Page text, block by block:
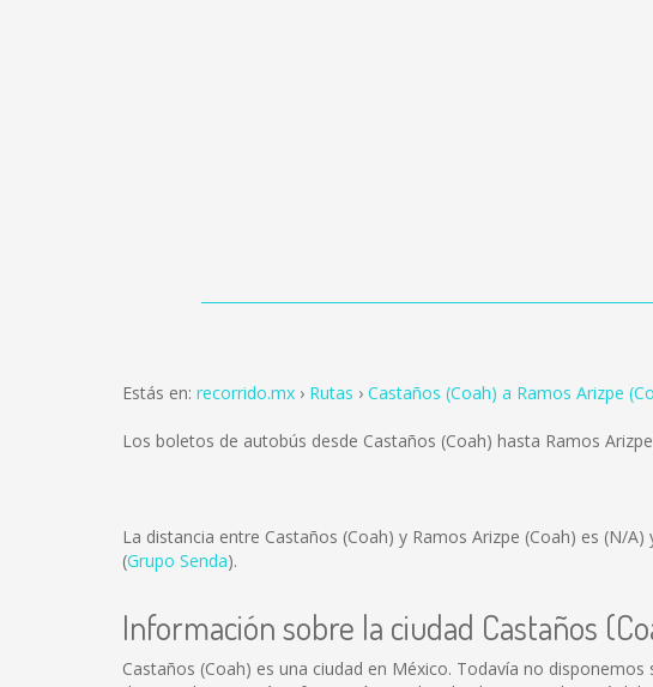
Estás en: recorrido.mx Rutas Castaños (Coah) a Ramos Arizpe
Los boletos de autobús desde Castaños (Coah) hasta Ramos
La distancia entre Castaños (Coah) y Ramos Arizpe (Coah) es (N/A)
(Grupo Senda).
Información sobre la ciudad Castaños
Castaños (Coah) es una ciudad en México. Todavía no